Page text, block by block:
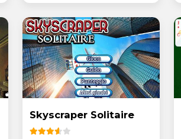
Skyscraper Solitaire